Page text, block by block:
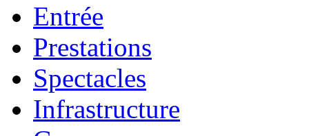
Entrée
Prestations
Spectacles
Infrastructure